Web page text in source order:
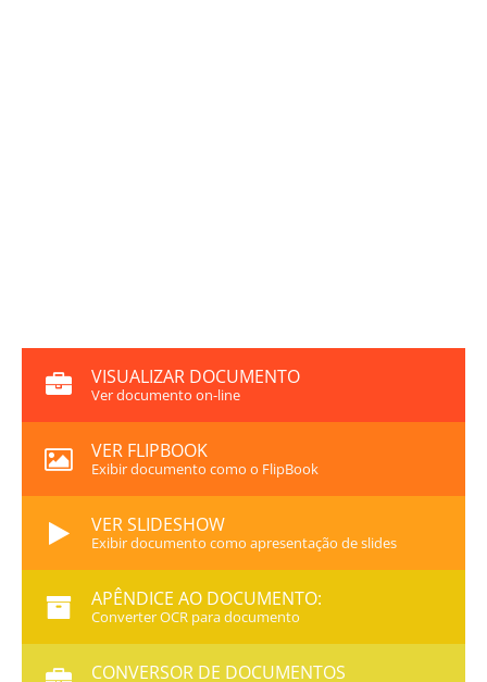
VISUALIZAR DOCUMENTO
Ver documento on-line
VER FLIPBOOK
Exibir documento como o FlipBook
VER SLIDESHOW
Exibir documento como apresentação de slides
APÊNDICE AO DOCUMENTO:
Converter OCR para documento
CONVERSOR DE DOCUMENTOS